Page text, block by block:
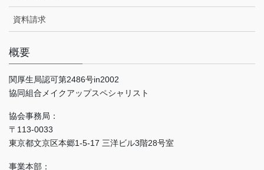
資料請求
概要
関厚生局認可第2486号in2002
協同組合メイクアップスペシャリスト
協会事務局：
〒113-0033
東京都文京区本郷1-5-17 三洋ビル3階28号室
事業本部：